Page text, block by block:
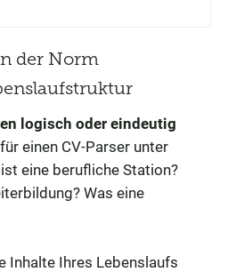
der Norm
logisch oder eindeutig
einen CV-Parser unter
eine berufliche Station?
Was eine
Inhalte Ihres Lebenslaufs